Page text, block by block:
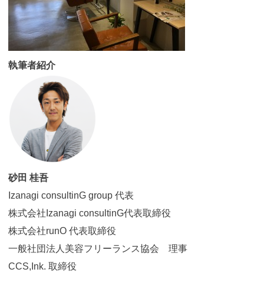
執筆者紹介
砂田 桂吾
Izanagi consultinG group 代表
株式会社Izanagi consultinG代表取締役
株式会社runO 代表取締役
一般社団法人美容フリーランス協会 理事
CCS,Ink. 取締役